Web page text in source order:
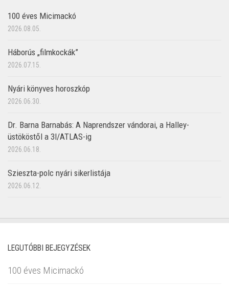
100 éves Micimackó
2026.08.05.
Háborús „filmkockák”
2026.07.15.
Nyári könyves horoszkóp
2026.06.30.
Dr. Barna Barnabás: A Naprendszer vándorai, a Halley-
üstököstől a 3I/ATLAS-ig
2026.06.18.
Szieszta-polc nyári sikerlistája
2026.06.12.
LEGUTÓBBI BEJEGYZÉSEK
100 éves Micimackó